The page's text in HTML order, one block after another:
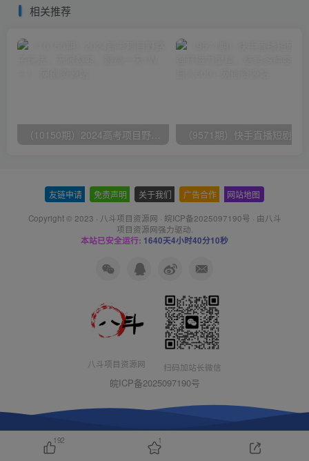
相关推荐
（10150期）2024高考项目野路子玩法，无限裂变，最高一天1W＋！
友链申请 免责声明 关于我们 广告合作 网站地图
Copyright © 2023 · 八斗项目资源网 · 皖ICP备2025097190号 · 由八斗
项目资源网强力驱动.
本站已安全运行: 1640天4小时40分11秒
八斗项目资源网 扫码加站长微信
皖ICP备2025097190号
192 1